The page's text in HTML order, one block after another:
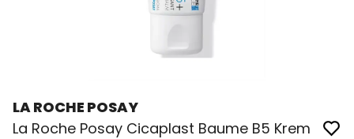
LA ROCHE POSAY
La Roche Posay Cicaplast Baume B5 Krem